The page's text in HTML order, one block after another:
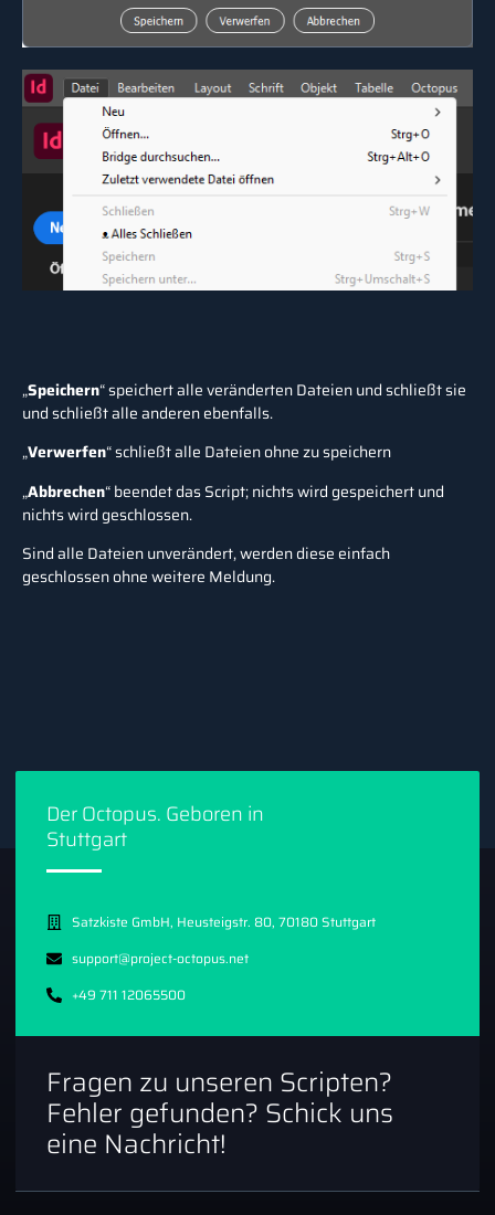
„Speichern“ speichert alle veränderten Dateien und schließt sie
und schließt alle anderen ebenfalls.
„Verwerfen“ schließt alle Dateien ohne zu speichern
„Abbrechen“ beendet das Script; nichts wird gespeichert und
nichts wird geschlossen.
Sind alle Dateien unverändert, werden diese einfach
geschlossen ohne weitere Meldung.
Der Octopus. Geboren in
Stuttgart
Satzkiste GmbH, Heusteigstr. 80, 70180 Stuttgart
support@project-octopus.net
+49 711 12065500
Fragen zu unseren Scripten?
Fehler gefunden? Schick uns
eine Nachricht!